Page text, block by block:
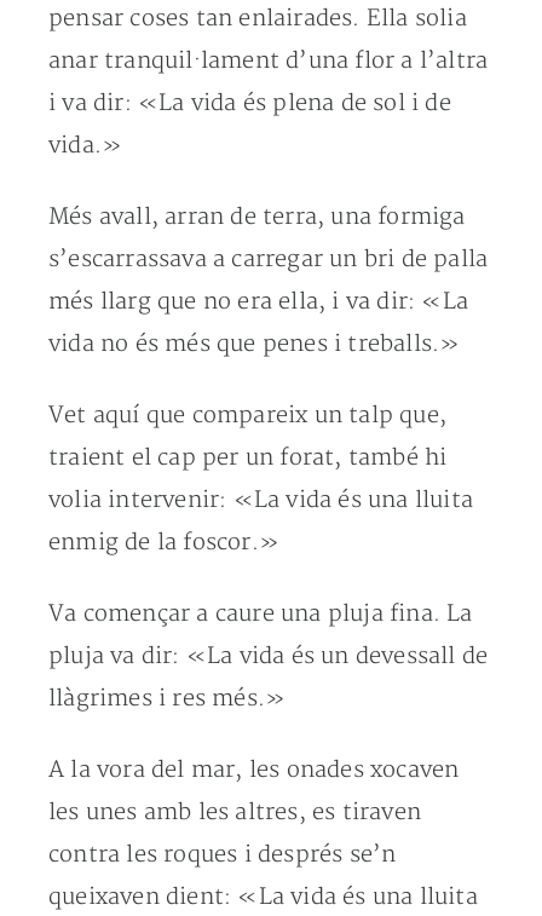
pensar coses tan enlairades. Ella solia
anar tranquil·lament d’una flor a l’altra
i va dir: «La vida és plena de sol i de
vida.»
Més avall, arran de terra, una formiga
s’escarrassava a carregar un bri de palla
més llarg que no era ella, i va dir: «La
vida no és més que penes i treballs.»
Vet aquí que compareix un talp que,
traient el cap per un forat, també hi
volia intervenir: «La vida és una lluita
enmig de la foscor.»
Va començar a caure una pluja fina. La
pluja va dir: «La vida és un devessall de
llàgrimes i res més.»
A la vora del mar, les onades xocaven
les unes amb les altres, es tiraven
contra les roques i després se’n
queixaven dient: «La vida és una lluita